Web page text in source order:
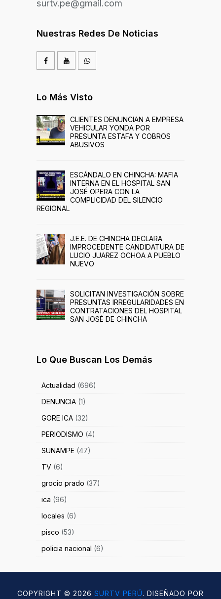
surtv.pe@gmail.com
Nuestras Redes De Noticias
Lo Más Visto
CLIENTES DENUNCIAN A EMPRESA
VEHICULAR YONDA POR
PRESUNTA ESTAFA Y COBROS
ABUSIVOS
ESCÁNDALO EN CHINCHA: MAFIA
INTERNA EN EL HOSPITAL SAN
JOSÉ OPERA CON LA
COMPLICIDAD DEL SILENCIO
REGIONAL
J.E.E. DE CHINCHA DECLARA
IMPROCEDENTE CANDIDATURA DE
LUCIO JUAREZ OCHOA A PUEBLO
NUEVO
SOLICITAN INVESTIGACIÓN SOBRE
PRESUNTAS IRREGULARIDADES EN
CONTRATACIONES DEL HOSPITAL
SAN JOSÉ DE CHINCHA
Lo Que Buscan Los Demás
Actualidad (696)
DENUNCIA (1)
GORE ICA (32)
PERIODISMO (4)
SUNAMPE (47)
TV (6)
grocio prado (37)
ica (96)
locales (6)
pisco (53)
policia nacional (6)
COPYRIGHT © 2026 SURTV PERÚ. DISEÑADO POR